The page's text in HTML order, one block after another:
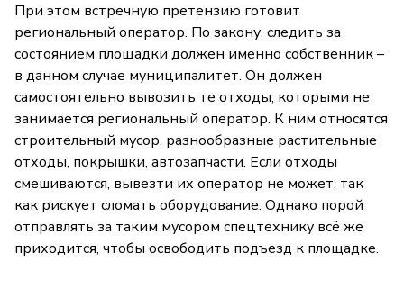
При этом встречную претензию готовит
региональный оператор. По закону, следить за
состоянием площадки должен именно собственник –
в данном случае муниципалитет. Он должен
самостоятельно вывозить те отходы, которыми не
занимается региональный оператор. К ним относятся
строительный мусор, разнообразные растительные
отходы, покрышки, автозапчасти. Если отходы
смешиваются, вывезти их оператор не может, так
как рискует сломать оборудование. Однако порой
отправлять за таким мусором спецтехнику всё же
приходится, чтобы освободить подъезд к площадке.